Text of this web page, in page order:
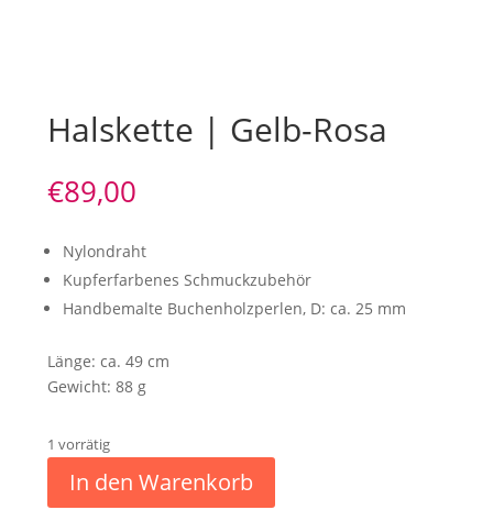
Halskette | Gelb-Rosa
€89,00
Nylondraht
Kupferfarbenes Schmuckzubehör
Handbemalte Buchenholzperlen, D: ca. 25 mm
Länge: ca. 49 cm
Gewicht: 88 g
1 vorrätig
In den Warenkorb